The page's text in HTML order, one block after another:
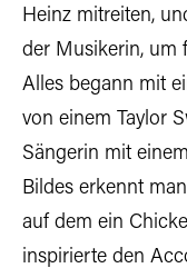
Heinz mitreiten,
der Musikerin, um
Alles begann mit
von einem Taylor
Sängerin mit
Bildes erkennt
auf dem ein
inspirierte den